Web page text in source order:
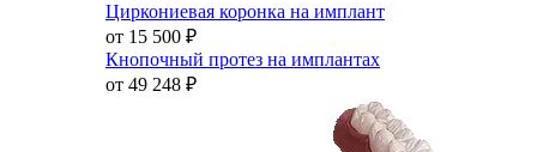
Циркониевая коронка на имплант
от 15 500 ₽
Кнопочный протез на имплантах
от 49 248 ₽